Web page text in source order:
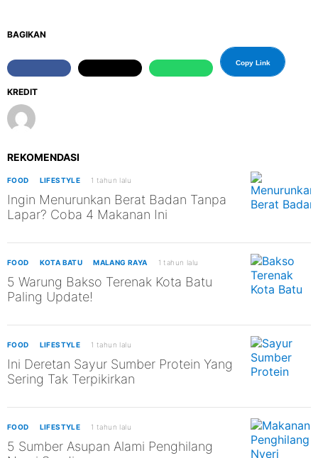
KREDIT
BAGIKAN
Copy Link
REKOMENDASI
FOOD LIFESTYLE 1 tahun lalu
Ingin Menurunkan Berat Badan Tanpa
Lapar? Coba 4 Makanan Ini
FOOD KOTA BATU MALANG RAYA 1 tahun lalu
5 Warung Bakso Terenak Kota Batu
Paling Update!
FOOD LIFESTYLE 1 tahun lalu
Ini Deretan Sayur Sumber Protein Yang
Sering Tak Terpikirkan
FOOD LIFESTYLE 1 tahun lalu
5 Sumber Asupan Alami Penghilang